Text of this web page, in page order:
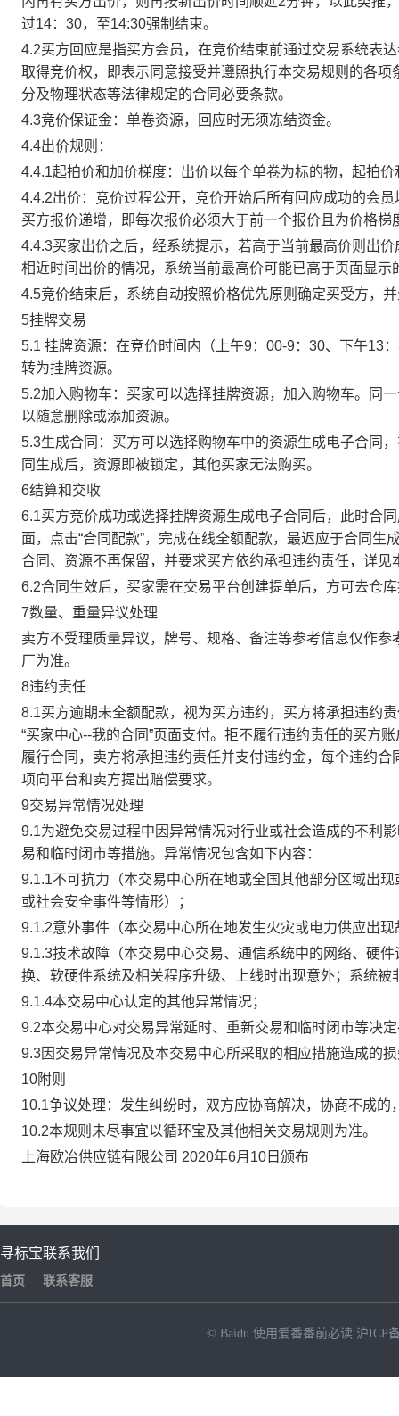
过14：30，至14:30强制结束。
4.2买方回应是指买方会员，在竞价结束前通过交易系统表
取得竞价权，即表示同意接受并遵照执行本交易规则的各
分及物理状态等法律规定的合同必要条款。
4.3竞价保证金：单卷资源，回应时无须冻结资金。
4.4出价规则：
4.4.1起拍价和加价梯度：出价以每个单卷为标的物，起拍
4.4.2出价：竞价过程公开，竞价开始后所有回应成功的会
买方报价递增，即每次报价必须大于前一个报价且为价格
4.4.3买家出价之后，经系统提示，若高于当前最高价则出
相近时间出价的情况，系统当前最高价可能已高于页面显示
4.5竞价结束后，系统自动按照价格优先原则确定买受方，
5挂牌交易
5.1 挂牌资源：在竞价时间内（上午9：00-9：30、下午13
转为挂牌资源。
5.2加入购物车：买家可以选择挂牌资源，加入购物车。同
以随意删除或添加资源。
5.3生成合同：买方可以选择购物车中的资源生成电子合同
同生成后，资源即被锁定，其他买家无法购买。
6结算和交收
6.1买方竞价成功或选择挂牌资源生成电子合同后，此时合
面，点击“合同配款”，完成在线全额配款，最迟应于合同
合同、资源不再保留，并要求买方依约承担违约责任，详见
6.2合同生效后，买家需在交易平台创建提单后，方可去仓
7数量、重量异议处理
卖方不受理质量异议，牌号、规格、备注等参考信息仅作
厂为准。
8违约责任
8.1买方逾期未全额配款，视为买方违约，买方将承担违约
“买家中心--我的合同”页面支付。拒不履行违约责任的买方
履行合同，卖方将承担违约责任并支付违约金，每个违约
项向平台和卖方提出赔偿要求。
9交易异常情况处理
9.1为避免交易过程中因异常情况对行业或社会造成的不利
易和临时闭市等措施。异常情况包含如下内容：
9.1.1不可抗力（本交易中心所在地或全国其他部分区域出
或社会安全事件等情形）；
9.1.2意外事件（本交易中心所在地发生火灾或电力供应出
9.1.3技术故障（本交易中心交易、通信系统中的网络、硬
换、软硬件系统及相关程序升级、上线时出现意外；系统
9.1.4本交易中心认定的其他异常情况；
9.2本交易中心对交易异常延时、重新交易和临时闭市等决
9.3因交易异常情况及本交易中心所采取的相应措施造成的
10附则
10.1争议处理：发生纠纷时，双方应协商解决，协商不成
10.2本规则未尽事宜以循环宝及其他相关交易规则为准。
上海欧冶供应链有限公司 2020年6月10日颁布
寻标宝
首页
联系我们
联系客服
© Baidu 使用爱番番前必读 沪ICP